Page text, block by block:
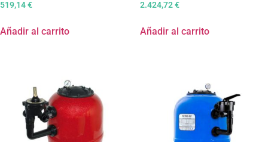
519,14€
Añadir al carrito
2.424,72€
Añadir al carrito